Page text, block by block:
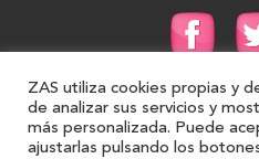
ZAS utiliza cookies propias y
de analizar sus servicios y
más personalizada. Puede
ajustarlas pulsando los